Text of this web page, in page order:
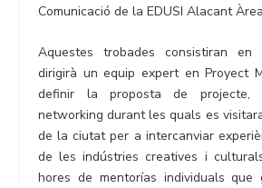
Comunicació de la EDUSI Alacant
Aquestes trobades consistiran en
dirigirà un equip expert en Proyect
definir la proposta de projecte,
networking durant les quals es
de la ciutat per a intercanviar
de les indústries creatives i
hores de mentorías individuals que